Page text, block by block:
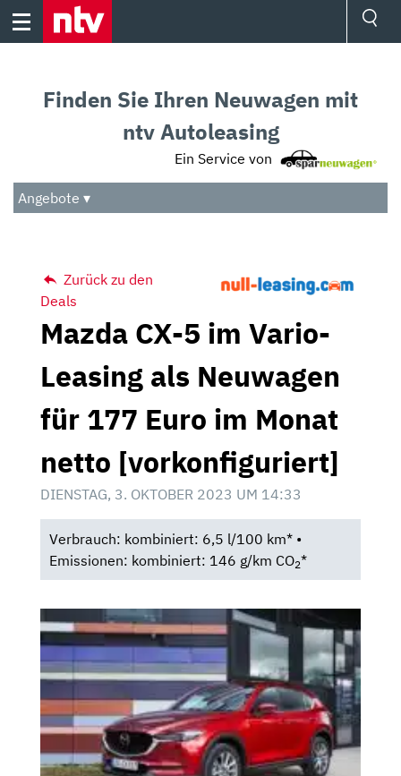
Skip
Audio
Das Beste
Finden Sie Ihren Neuwagen mit
ntv Autoleasing
Ein Service von
Angebote ▾
Zurück zu den
Deals
Mazda CX-5 im Vario-
Leasing als Neuwagen
für 177 Euro im Monat
netto [vorkonfiguriert]
DIENSTAG, 3. OKTOBER 2023 UM 14:33
Verbrauch: kombiniert: 6,5 l/100 km* •
Emissionen: kombiniert: 146 g/km CO2*